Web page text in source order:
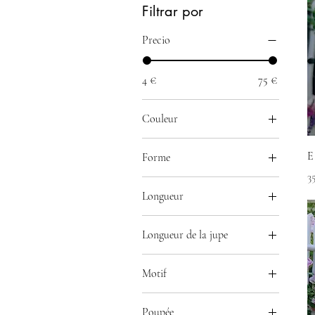
Filtrar por
Precio
4 € 75 €
Couleur
Forme
Manches courtes
Trapèze
Longueur
Little Darling
Longueur de la jupe
longue: 13 cm
Motif
Poupée